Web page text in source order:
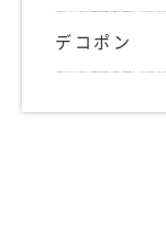
デコポン